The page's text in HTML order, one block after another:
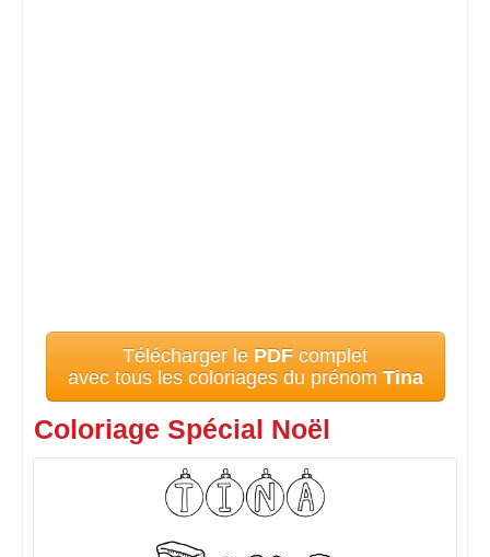
Télécharger le PDF complet
avec tous les coloriages du prénom Tina
Coloriage Spécial Noël